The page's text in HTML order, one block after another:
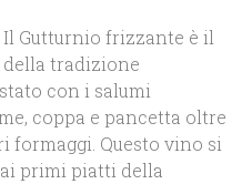
Il Gutturnio frizzante è il
tradizione
con i salumi
coppa e pancetta oltre
formaggi. Questo vino si
primi piatti della